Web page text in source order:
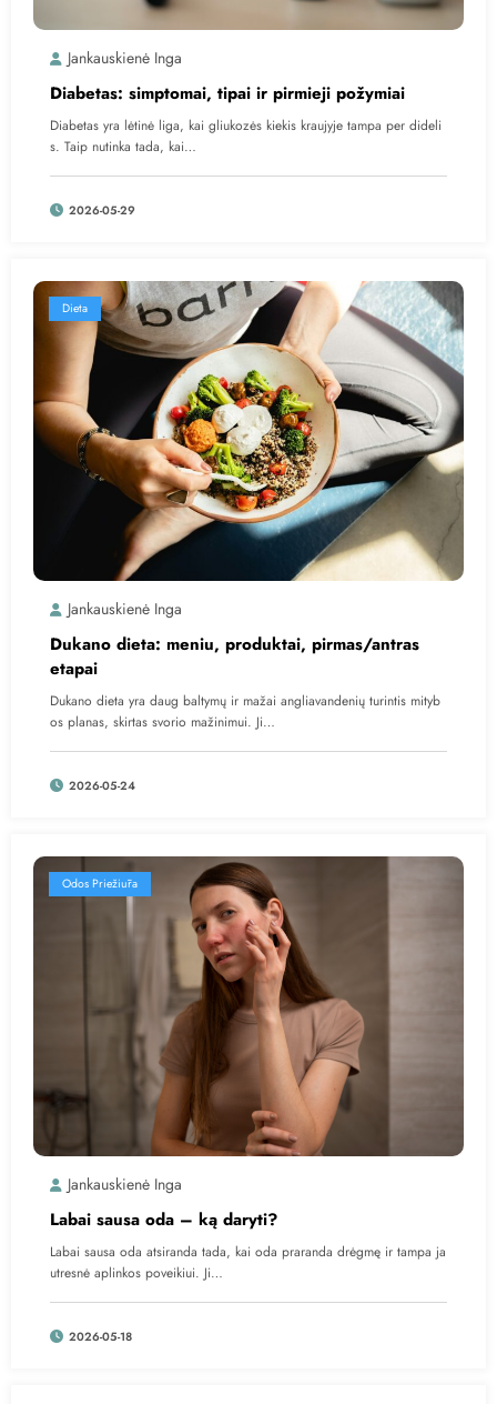
Jankauskienė Inga
Diabetas: simptomai, tipai ir pirmieji požymiai
Diabetas yra lėtinė liga, kai gliukozės kiekis kraujyje tampa per dideli
s. Taip nutinka tada, kai…
2026-05-29
Dieta
Jankauskienė Inga
Dukano dieta: meniu, produktai, pirmas/antras
etapai
Dukano dieta yra daug baltymų ir mažai angliavandenių turintis mityb
os planas, skirtas svorio mažinimui. Ji…
2026-05-24
Odos Priežiūra
Jankauskienė Inga
Labai sausa oda – ką daryti?
Labai sausa oda atsiranda tada, kai oda praranda drėgmę ir tampa ja
utresnė aplinkos poveikiui. Ji…
2026-05-18